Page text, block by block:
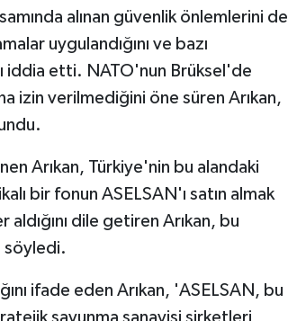
alınan güvenlik önlemlerini de
uygulandığını ve bazı
iddia etti. NATO'nun Brüksel'de
izin verilmediğini öne süren Arıkan,
Arıkan, Türkiye'nin bu alandaki
bir fonun ASELSAN'ı satın almak
dile getiren Arıkan, bu
söyledi.
ifade eden Arıkan, 'ASELSAN, bu